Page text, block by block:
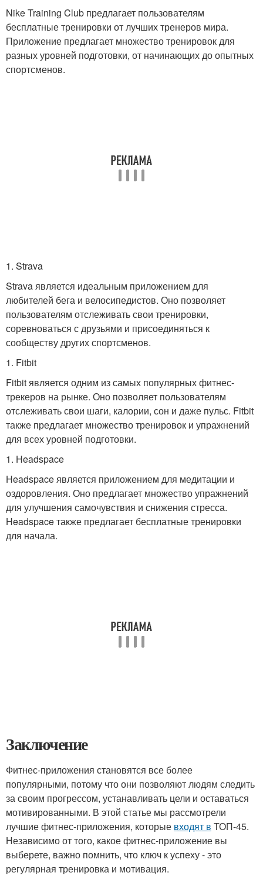
Nike Training Club предлагает пользователям
бесплатные тренировки от лучших тренеров мира.
Приложение предлагает множество тренировок для
разных уровней подготовки, от начинающих до опытных
спортсменов.
1. Strava
Strava является идеальным приложением для
любителей бега и велосипедистов. Оно позволяет
пользователям отслеживать свои тренировки,
соревноваться с друзьями и присоединяться к
сообществу других спортсменов.
1. Fitbit
Fitbit является одним из самых популярных фитнес-
трекеров на рынке. Оно позволяет пользователям
отслеживать свои шаги, калории, сон и даже пульс. Fitbit
также предлагает множество тренировок и упражнений
для всех уровней подготовки.
1. Headspace
Headspace является приложением для медитации и
оздоровления. Оно предлагает множество упражнений
для улучшения самочувствия и снижения стресса.
Headspace также предлагает бесплатные тренировки
для начала.
Заключение
Фитнес-приложения становятся все более
популярными, потому что они позволяют людям следить
за своим прогрессом, устанавливать цели и оставаться
мотивированными. В этой статье мы рассмотрели
лучшие фитнес-приложения, которые входят в ТОП-45.
Независимо от того, какое фитнес-приложение вы
выберете, важно помнить, что ключ к успеху - это
регулярная тренировка и мотивация.